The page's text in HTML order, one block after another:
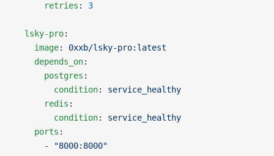
      retries
: 3
  lsky-pro
:
    image
: 0xxb/lsky-pro:latest
    depends_on
:
      postgres
:
        condition
: service_healthy
      redis
:
        condition
: service_healthy
    ports
:
      -
"8000:8000"